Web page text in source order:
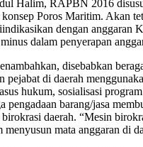
Halim, RAPBN 2016
konsep Poros Maritim. Akan
dengan anggaran
dalam penyerapan
disebabkan
pejabat di daerah
hukum, sosialisasi
pengadaan barang/jasa
daerah. “Mesin
menyusun mata anggaran di